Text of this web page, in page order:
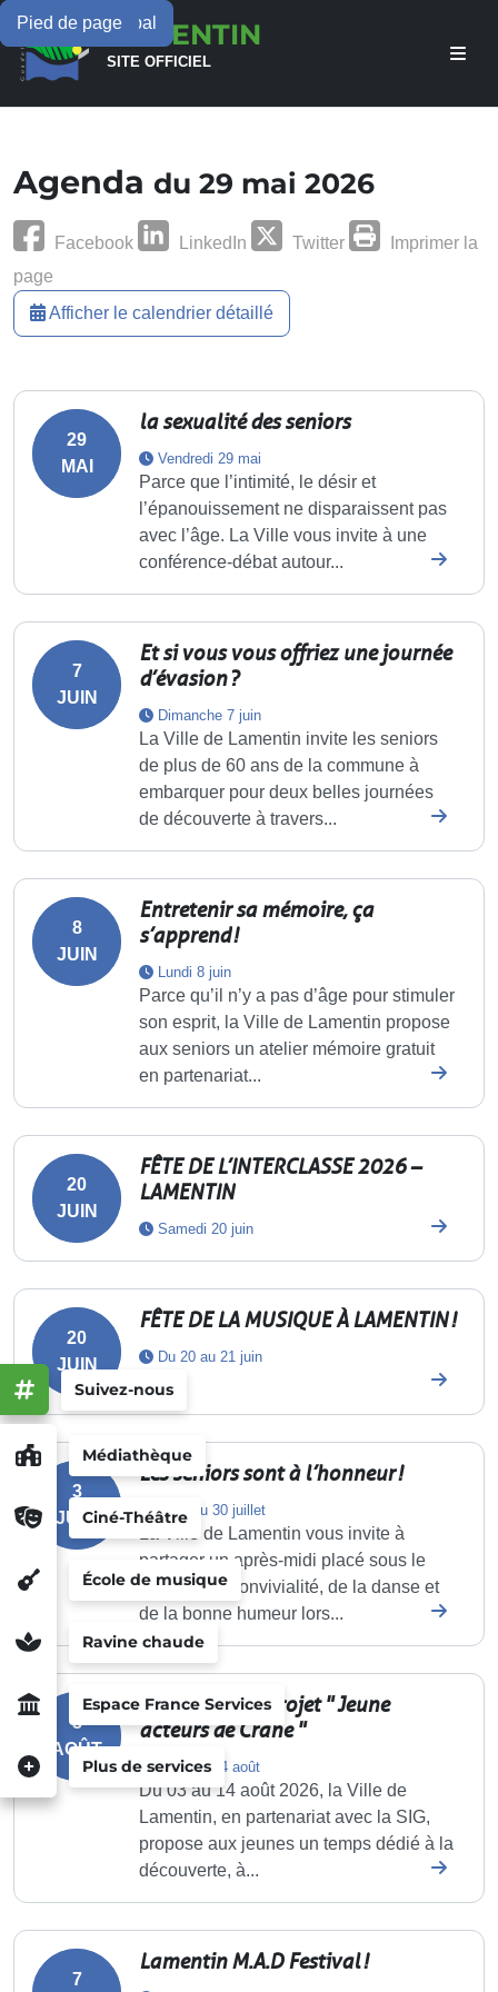
Menu principal
Contenu principal
Pied de pageLAMENTIN
SITE OFFICIEL
Médiathèque
Ciné-Théâtre
École de musique
Ravine chaude
Espace France Services
Plus de services
Suivez-nous
Agenda du 29 mai 2026
Facebook LinkedIn Twitter
Imprimer la
page
Afficher le calendrier détaillé
29
MAI
la sexualité des seniors
Vendredi 29 mai
Parce que l’intimité, le désir et
l’épanouissement ne disparaissent pas
avec l’âge. La Ville vous invite à une
conférence-débat autour...
7
JUIN
Et si vous vous offriez une journée
d’évasion ?
Dimanche 7 juin
La Ville de Lamentin invite les seniors
de plus de 60 ans de la commune à
embarquer pour deux belles journées
de découverte à travers...
8
JUIN
Entretenir sa mémoire, ça
s’apprend !
Lundi 8 juin
Parce qu’il n’y a pas d’âge pour stimuler
son esprit, la Ville de Lamentin propose
aux seniors un atelier mémoire gratuit
en partenariat...
20
JUIN
FÊTE DE L’INTERCLASSE 2026 –
LAMENTIN
Samedi 20 juin
20
JUIN
FÊTE DE LA MUSIQUE À LAMENTIN !
Du 20 au 21 juin
3
JUIL.
Les seniors sont à l’honneur !
Du 3 au 30 juillet
La Ville de Lamentin vous invite à
partager un après-midi placé sous le
signe de la convivialité, de la danse et
de la bonne humeur lors...
3
AOÛT
Participez au projet " Jeune
acteurs de Crâne "
Du 3 au 14 août
Du 03 au 14 août 2026, la Ville de
Lamentin, en partenariat avec la SIG,
propose aux jeunes un temps dédié à la
découverte, à...
7
Lamentin M.A.D Festival !